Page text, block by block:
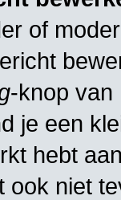
of
-knop van
je een
hebt
ook niet